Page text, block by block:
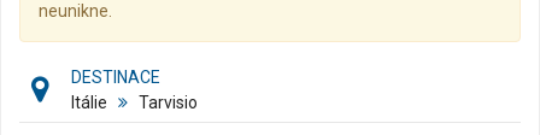
neunikne.
DESTINACE
Itálie
Tarvisio